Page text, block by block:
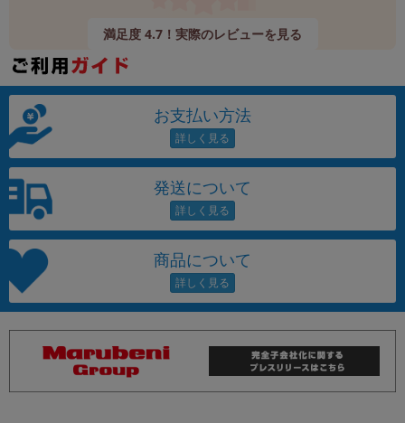
満足度 4.7！実際のレビューを見る
お支払い方法
発送について
商品について